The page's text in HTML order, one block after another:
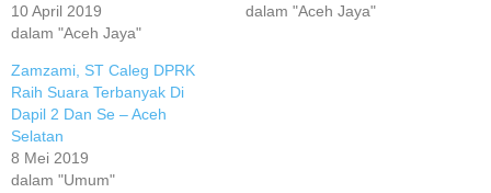
10 April 2019
dalam "Aceh Jaya"
dalam "Aceh Jaya"
Zamzami, ST Caleg DPRK
Raih Suara Terbanyak Di
Dapil 2 Dan Se – Aceh
Selatan
8 Mei 2019
dalam "Umum"